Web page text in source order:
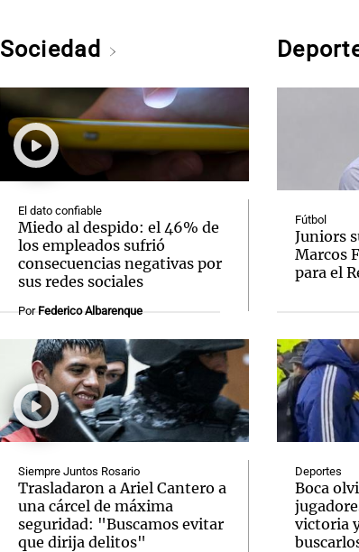
Sociedad
El dato confiable
Miedo al despido: el 46% de
los empleados sufrió
consecuencias negativas por
sus redes sociales
Por Federico Albarenque
Siempre Juntos Rosario
Trasladaron a Ariel Cantero a
una cárcel de máxima
seguridad: "Buscamos evitar
que dirija delitos"
Fútbol
Juniors
Marcos
para el
Deportes
Boca
victoria
Notas